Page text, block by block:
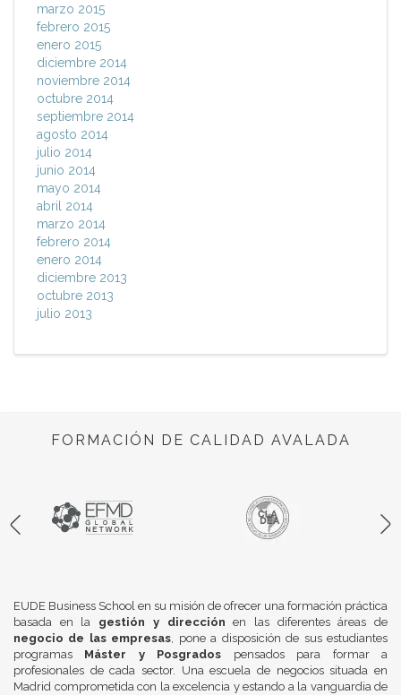
marzo 2015
febrero 2015
enero 2015
diciembre 2014
noviembre 2014
octubre 2014
septiembre 2014
agosto 2014
julio 2014
junio 2014
mayo 2014
abril 2014
marzo 2014
febrero 2014
enero 2014
diciembre 2013
octubre 2013
julio 2013
FORMACIÓN DE CALIDAD AVALADA
EUDE Business School en su misión de ofrecer una formación práctica
basada en la gestión y dirección en las diferentes áreas de
negocio de las empresas, pone a disposición de sus estudiantes
programas Máster y Posgrados pensados para formar a
profesionales de cada sector. Una escuela de negocios situada en
Madrid comprometida con la excelencia y estando a la vanguardia de